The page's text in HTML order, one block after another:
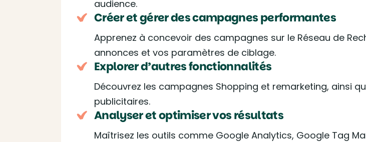
audience.
Créer et gérer des campagnes performantes
Apprenez à concevoir des campagnes sur le Réseau de
annonces et vos paramètres de ciblage.
Explorer d’autres fonctionnalités
Découvrez les campagnes Shopping et remarketing, ainsi
publicitaires.
Analyser et optimiser vos résultats
Maîtrisez les outils comme Google Analytics, Google Tag